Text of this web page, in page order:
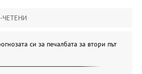
ЧЕТЕНИ
си за печалбата за втори път